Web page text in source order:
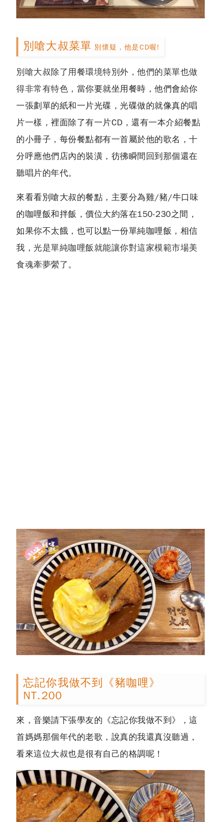
別嗆大叔菜單 別懷疑，他是CD喔!
別嗆大叔除了用餐環境特別外，他們的菜單也做
得非常有特色 ，當你要就坐用餐時，他們會給你
一張劃單的紙和一片光碟，光碟做的就像真的唱
片一樣，裡面除了有一片CD，還有一本介紹餐點
的小冊子，每份餐點都有一首屬於他的歌名，十
分呼應他們店內的裝潢，彷彿瞬間回到那個還在
聽唱片的年代。
來看看別嗆大叔的餐點，主要分為雞/豬/牛口味
的咖哩飯和拌飯，價位大約落在150-230之間，
如果你不太餓，也可以點一份單純咖哩飯，相信
我， 光是單純咖哩飯就能讓你對這家模範市場美
食魂牽夢縈了。
忘記你我做不到《豬咖哩》
NT.200
來，音樂請下張學友的《忘記你我做不到》，這
首媽媽那個年代的老歌，說真的我還真沒聽過，
看來這位大叔也是很有自己的格調呢！